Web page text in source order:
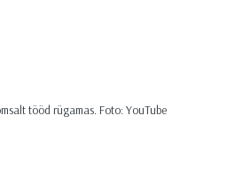
tööd rügamas. Foto: YouTube